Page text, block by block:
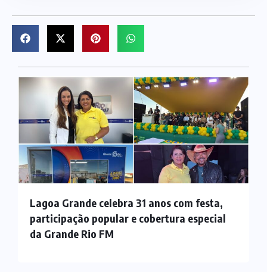
Lagoa Grande celebra 31 anos com festa,
participação popular e cobertura especial
da Grande Rio FM